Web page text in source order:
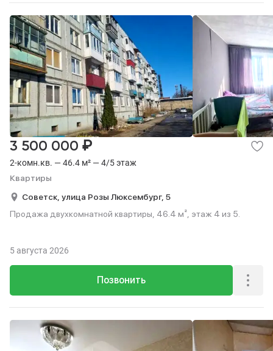
2-комн.кв. — 46.4 м² — 4/5 этаж
Квартиры
3 500 000 ₽
Советск, улица Розы Люксембург, 5
Продажа двухкомнатной квартиры, 46.4 м², этаж 4 из 5.
Позвонить
5 августа 2026